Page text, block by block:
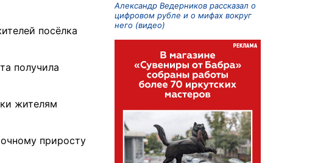
посёлка
получила
жителям
приросту
Александр Ведерников рассказал о
цифровом рубле и о мифах вокруг
него (видео)